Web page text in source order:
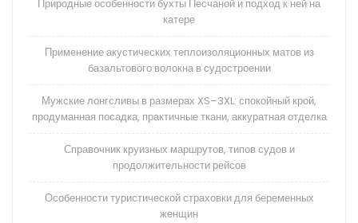
Природные особенности бухты Песчаной и подход к ней на
катере
Применение акустических теплоизоляционных матов из
базальтового волокна в судостроении
Мужские лонгсливы в размерах XS–3XL: спокойный крой,
продуманная посадка, практичные ткани, аккуратная отделка
Справочник круизных маршрутов, типов судов и
продолжительности рейсов
Особенности туристической страховки для беременных
женщин